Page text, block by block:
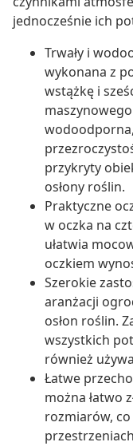
jednocześnie ich
Trwały i
wykonana z
wstążkę i
wodoodporna,
przykryty
osłony roślin.
Praktyczne
w oczka na
ułatwia
oczkiem
Szerokie
aranżacji
osłon roślin.
wszystkich
również
Łatwe
można łatwo
rozmiarów, co